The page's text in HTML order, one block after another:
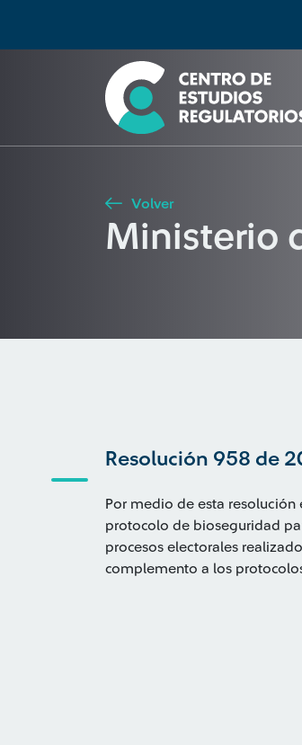
Seleccione país
Buscar
Volver
Ministerio
Resolución 958 de
Por medio de esta
protocolo de bioseguridad
procesos electorales
complemento a los